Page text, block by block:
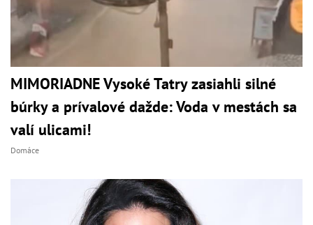
MIMORIADNE Vysoké Tatry zasiahli silné
búrky a prívalové dažde: Voda v mestách sa
valí ulicami!
Domáce